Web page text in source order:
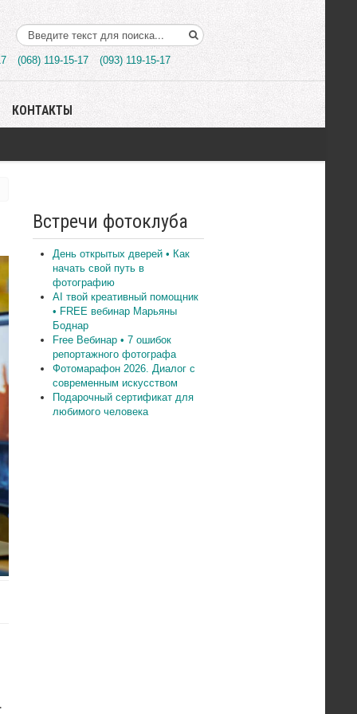
Поиск..
(068) 119-15-17 (093) 119-15-17
КОНТАКТЫ
Встречи фотоклуба
День открытых дверей • Как
начать свой путь в
фотографию
AI твой креативный помощник
• FREE вебинар Марьяны
Боднар
Free Вебинар • 7 ошибок
репортажного фотографа
Фотомарафон 2026. Диалог с
современным искусством
Подарочный сертификат для
любимого человека